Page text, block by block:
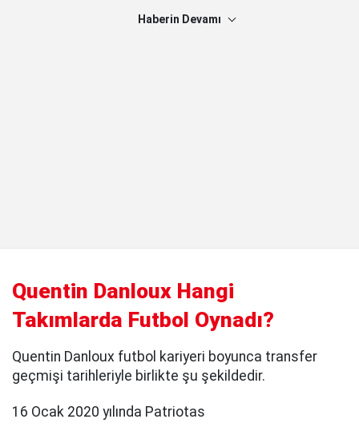
Haberin Devamı
Quentin Danloux Hangi
Takımlarda Futbol Oynadı?
Quentin Danloux futbol kariyeri boyunca transfer
geçmişi tarihleriyle birlikte şu şekildedir.
16 Ocak 2020 yılında Patriotas